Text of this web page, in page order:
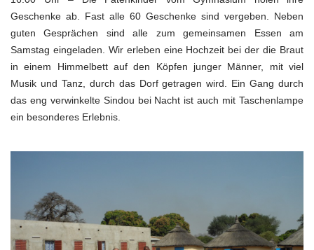
Geschenke ab. Fast alle 60 Geschenke sind vergeben. Neben
guten Gesprächen sind alle zum gemeinsamen Essen am
Samstag eingeladen. Wir erleben eine Hochzeit bei der die Braut
in einem Himmelbett auf den Köpfen junger Männer, mit viel
Musik und Tanz, durch das Dorf getragen wird. Ein Gang durch
das eng verwinkelte Sindou bei Nacht ist auch mit Taschenlampe
ein besonderes Erlebnis.